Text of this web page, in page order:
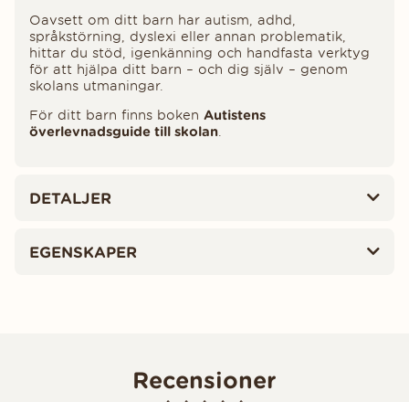
Oavsett om ditt barn har autism, adhd,
språkstörning, dyslexi eller annan problematik,
hittar du stöd, igenkänning och handfasta verktyg
för att hjälpa ditt barn – och dig själv – genom
skolans utmaningar.
För ditt barn finns boken Autistens
överlevnadsguide till skolan.
DETALJER
EGENSKAPER
Recensioner